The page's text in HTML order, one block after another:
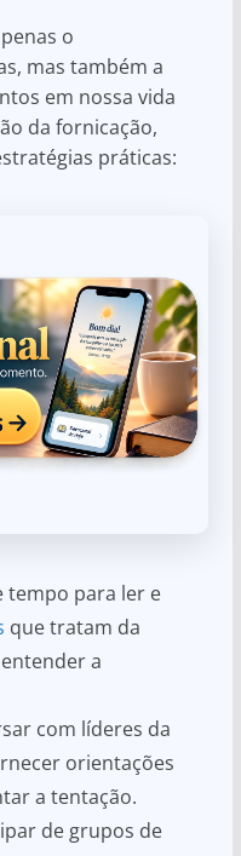
o
mas também a
em nossa vida
da fornicação,
práticas:
para ler e
que tratam da
a
com líderes da
orientações
a tentação.
de grupos de